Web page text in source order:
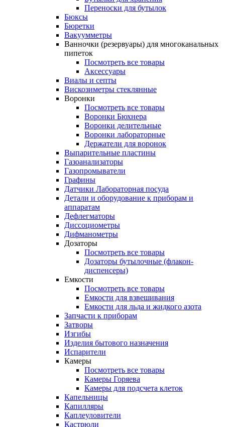
Переноски для бутылок
Бюксы
Бюретки
Вакуумметры
Ванночки (резервуары) для многоканальных
пипеток
Посмотреть все товары
Аксессуары
Виалы и септы
Вискозиметры стеклянные
Воронки
Посмотреть все товары
Воронки Бюхнера
Воронки делительные
Воронки лабораторные
Держатели для воронок
Выпарительные пластины
Газоанализаторы
Газопромыватели
Графины
Датчики Лабораторная посуда
Детали и оборудование к приборам и
аппаратам
Дефлегматоры
Диссоциометры
Дифманометры
Дозаторы
Посмотреть все товары
Дозаторы бутылочные (флакон-
диспенсеры)
Емкости
Посмотреть все товары
Емкости для взвешивания
Емкости для льда и жидкого азота
Запчасти к приборам
Затворы
Изгибы
Изделия бытового назначения
Испарители
Камеры
Посмотреть все товары
Камеры Горяева
Камеры для подсчета клеток
Капельницы
Капилляры
Каплеуловители
Кастрюли